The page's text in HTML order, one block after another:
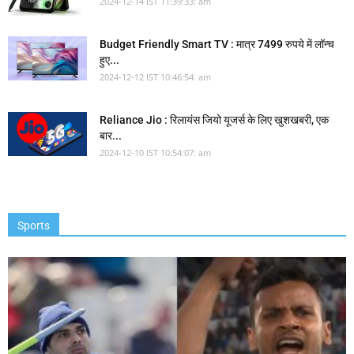
Budget Friendly Smart TV : मात्र 7499 रुपये में लॉन्च
हुए...
2024-12-12 IST 10:46:54: am
Reliance Jio : रिलायंस जियो यूजर्स के लिए खुशखबरी, एक
बार...
2024-12-10 IST 10:54:07: am
Sports